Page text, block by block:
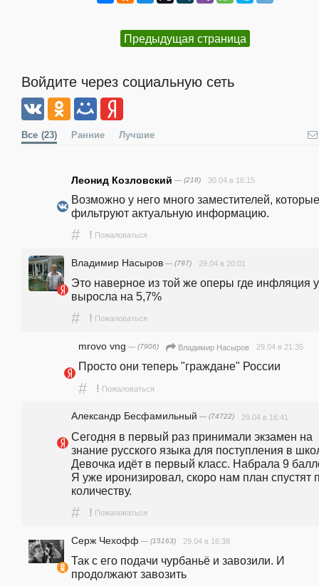
Предыдущая страница
Войдите через социальную сеть
Все (23) Ранние Лучшие
Леонид Козловский — (218) 30.04 в 16:15
Возможно у него много заместителей,
фильтруют актуальную информацию.
# ! Пожаловаться
Владимир Насыров — (797) 29.04 в 20:01
Это наверное из той же оперы где инфляция
выросла на 5,7%
# ! Пожаловаться
mrovo vng — (7906) Владимир Насыров 29.04 в 21:35
Просто они теперь "граждане" России
# ! Пожаловаться
Александр Бесфамильный — (74722) 29.04 в 16:41
Сегодня в первый раз принимали экзамен на
знание русского языка для поступления в
Девочка идёт в первый класс. Набрала 9
Я уже иронизировал, скоро нам план спустят
количеству.
# ! Пожаловаться
Серж Чехофф — (15163) 29.04 в 16:38
Так с его подачи чурбаньё и завозили. И
продолжают завозить